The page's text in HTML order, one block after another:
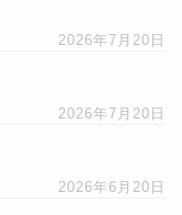
2026年7月20日
2026年7月20日
2026年6月20日